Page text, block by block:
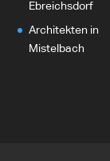
Ebreichsdorf
Architekten in
Mistelbach